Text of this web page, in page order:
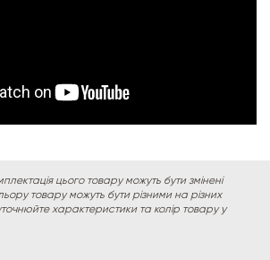
цього товару можуть бути змінені
товару можуть бути різними на різних
характеристики та колір товару у